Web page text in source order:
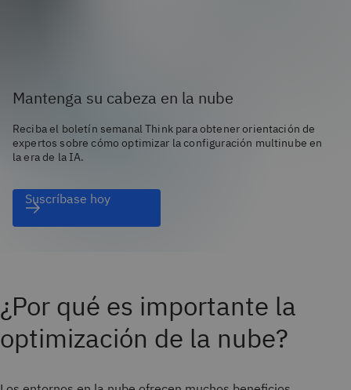
Mantenga su cabeza en la nube
Reciba el boletín semanal Think para obtener orientación de
expertos sobre cómo optimizar la configuración multinube en
la era de la IA.
Suscríbase hoy
¿Por qué es importante la
optimización de la nube?